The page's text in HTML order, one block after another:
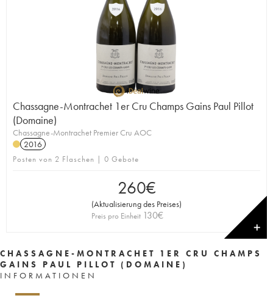
Chassagne-Montrachet 1er Cru Champs Gains Paul Pillot
(Domaine)
Chassagne-Montrachet Premier Cru AOC
2016
Posten von 2 Flaschen | 0 Gebote
260€
(Aktualisierung des Preises)
Preis pro Einheit 130€
✕
CHASSAGNE-MONTRACHET 1ER CRU CHAMPS
GAINS PAUL PILLOT (DOMAINE)
INFORMATIONEN